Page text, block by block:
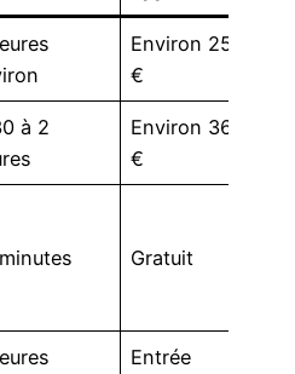
Environ 25
€
à 2
Environ 36
€
Gratuit
Entrée